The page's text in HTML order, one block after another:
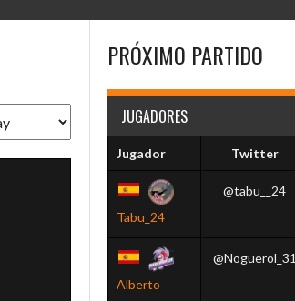
PRÓXIMO PARTIDO
JUGADORES
Jugador Twitter
Tabu_24
@tabu__24
Alberto
@Noguerol_31